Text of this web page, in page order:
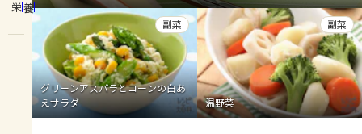
トーク
よくあるお問い合わせ
お買い物
栄養
グリーンアスパラとコーンの白あ
えサラダ
副菜
温野菜
副菜